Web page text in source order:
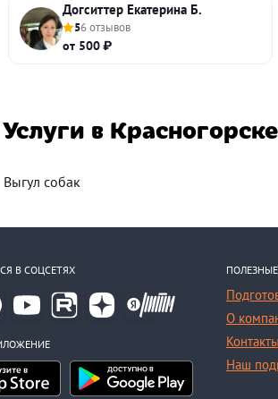
Догситтер Екатерина Б.
56 отзывов
от 500 ₽
Услуги в Красногорске
Выгул собак
В СОЦСЕТЯХ
О
Наш